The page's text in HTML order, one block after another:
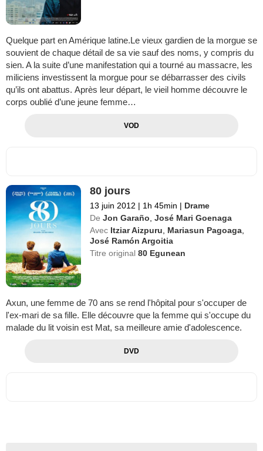
Quelque part en Amérique latine.Le vieux gardien de la morgue se
souvient de chaque détail de sa vie sauf des noms, y compris du
sien. A la suite d’une manifestation qui a tourné au massacre, les
miliciens investissent la morgue pour se débarrasser des civils
qu’ils ont abattus. Après leur départ, le vieil homme découvre le
corps oublié d’une jeune femme…
VOD
80 jours
13 juin 2012 | 1h 45min | Drame
De Jon Garaño ,José Mari Goenaga
Avec Itziar Aizpuru Mariasun Pagoaga
José Ramón Argoitia
Titre original80 Egunean
Axun, une femme de 70 ans se rend l'hôpital pour s'occuper de
l'ex-mari de sa fille. Elle découvre que la femme qui s'occupe du
malade du lit voisin est Mat, sa meilleure amie d'adolescence.
DVD